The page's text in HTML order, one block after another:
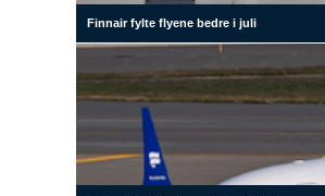
Finnair fylte flyene bedre i juli